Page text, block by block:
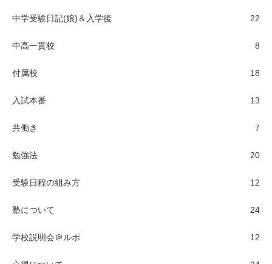
中学受験日記(娘)＆入学後 22
中高一貫校 8
付属校 18
入試本番 13
共働き 7
勉強法 20
受験日程の組み方 12
塾について 24
学校説明会＠ルポ 12